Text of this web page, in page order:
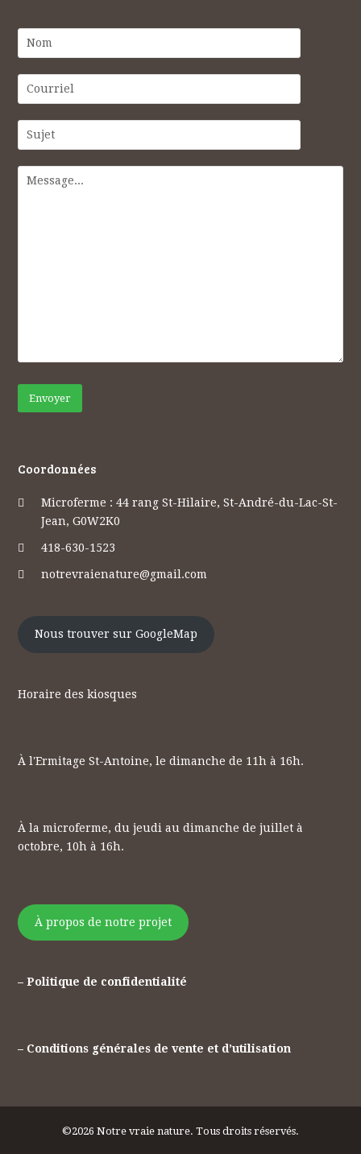
Coordonnées
Microferme : 44 rang St-Hilaire, St-André-du-Lac-St-
Jean, G0W2K0
418-630-1523
notrevraienature@gmail.com
Nous trouver sur GoogleMap
Horaire des kiosques
À l'Ermitage St-Antoine, le dimanche de 11h à 16h.
À la microferme, du jeudi au dimanche de juillet à
octobre, 10h à 16h.
À propos de notre projet
– Politique de confidentialité
– Conditions générales de vente et d’utilisation
©2026 Notre vraie nature. Tous droits réservés.